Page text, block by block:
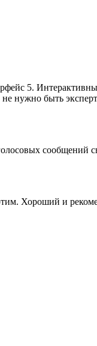
5.
нужно быть
сообщений
Хороший и